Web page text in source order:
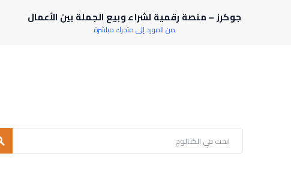
جوكرز – منصة رقمية لشراء وبيع الجملة بين الأعمال
من المورد إلى متجرك مباشرة